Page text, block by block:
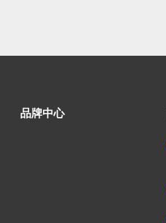
品牌中心